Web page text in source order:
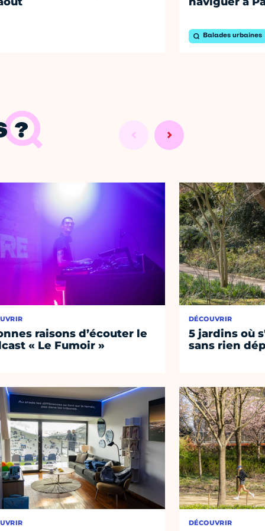
Balades urbaines
?
raisons d’écouter le
« Le Fumoir »
DÉCOUVRIR
5 jardins où
sans rien
DÉCOUVRIR